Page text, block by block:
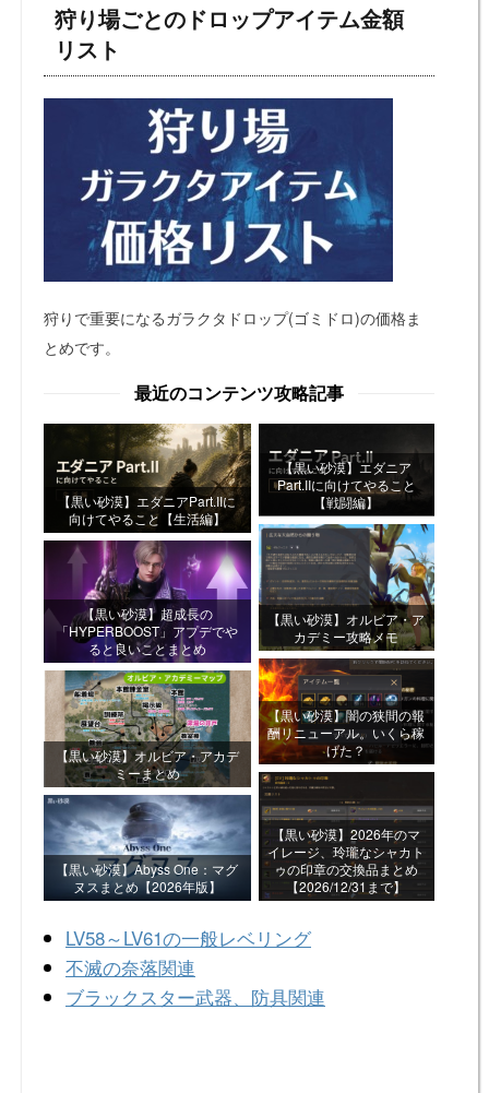
狩り場ごとのドロップアイテム金額
リスト
狩りで重要になるガラクタドロップ(ゴミドロ)の価格ま
とめです。
最近のコンテンツ攻略記事
【黒い砂漠】エダニアPart.IIに
向けてやること【生活編】
【黒い砂漠】エダニア
Part.IIに向けてやること
【戦闘編】
【黒い砂漠】超成長の
「HYPERBOOST」アプデでや
ると良いことまとめ
【黒い砂漠】オルビア・ア
カデミー攻略メモ
【黒い砂漠】オルビア・アカデ
ミーまとめ
【黒い砂漠】闇の狭間の報
酬リニューアル。いくら稼
げた？
【黒い砂漠】Abyss One：マグ
ヌスまとめ【2026年版】
【黒い砂漠】2026年のマ
イレージ、玲瓏なシャカト
ゥの印章の交換品まとめ
【2026/12/31まで】
LV58～LV61の一般レベリング
不滅の奈落関連
ブラックスター武器、防具関連